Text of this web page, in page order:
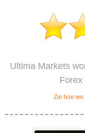
Ultima Markets
Forex
Zie hoe